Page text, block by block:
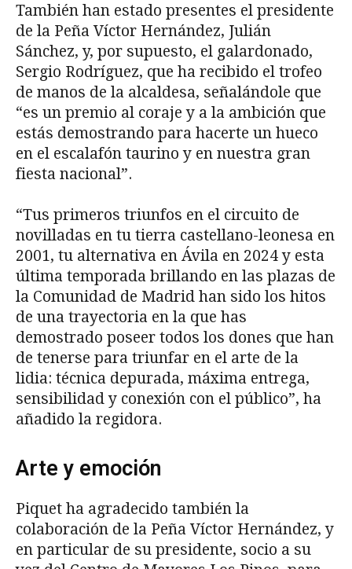
También han estado presentes el presidente
de la Peña Víctor Hernández, Julián
Sánchez, y, por supuesto, el galardonado,
Sergio Rodríguez, que ha recibido el trofeo
de manos de la alcaldesa, señalándole que
“es un premio al coraje y a la ambición que
estás demostrando para hacerte un hueco
en el escalafón taurino y en nuestra gran
fiesta nacional”.
“Tus primeros triunfos en el circuito de
novilladas en tu tierra castellano-leonesa en
2001, tu alternativa en Ávila en 2024 y esta
última temporada brillando en las plazas de
la Comunidad de Madrid han sido los hitos
de una trayectoria en la que has
demostrado poseer todos los dones que han
de tenerse para triunfar en el arte de la
lidia: técnica depurada, máxima entrega,
sensibilidad y conexión con el público”, ha
añadido la regidora.
Arte y emoción
Piquet ha agradecido también la
colaboración de la Peña Víctor Hernández, y
en particular de su presidente, socio a su